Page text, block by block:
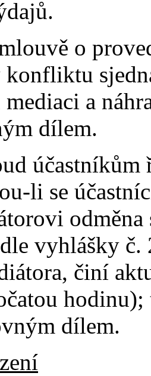
o
a
dílem.
účastníkům
li se
vyhlášky č.
činí
dílem.